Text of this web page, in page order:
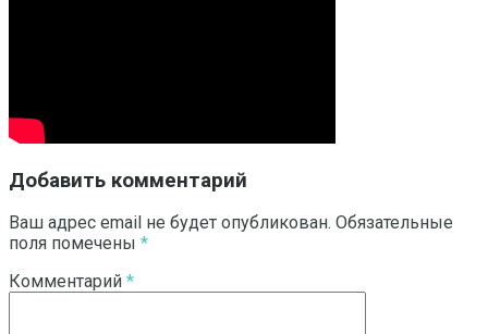
Добавить комментарий
Ваш адрес email не будет опубликован. Обязательные
поля помечены *
Комментарий *